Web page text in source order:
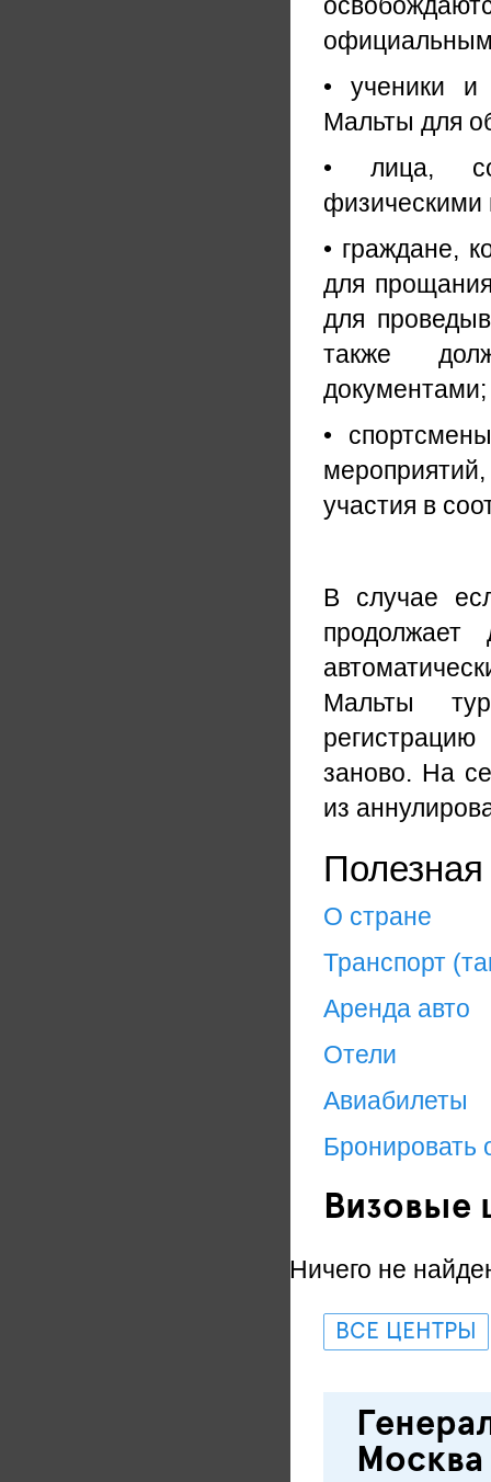
• ученики и
Мальты для
• лица,
физическими
• граждане,
для
для
также
документами;
•
участия в
В случае
Мальты
заново. На
из
О стране
Транспорт
Аренда авто
Отели
Авиабилеты
Бронировать
Визовые
Ничего не
ВСЕ ЦЕНТРЫ
Москва